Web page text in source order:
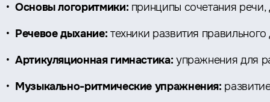
Основы логоритмики: принципы сочетания
Речевое дыхание: техники развития
Артикуляционная гимнастика: упражнения для
Музыкально-ритмические упражнения: